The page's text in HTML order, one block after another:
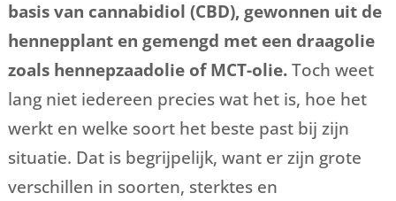
basis van cannabidiol (CBD), gewonnen uit de
hennepplant en gemengd met een draagolie
zoals hennepzaadolie of MCT-olie. Toch weet
lang niet iedereen precies wat het is, hoe het
werkt en welke soort het beste past bij zijn
situatie. Dat is begrijpelijk, want er zijn grote
verschillen in soorten, sterktes en